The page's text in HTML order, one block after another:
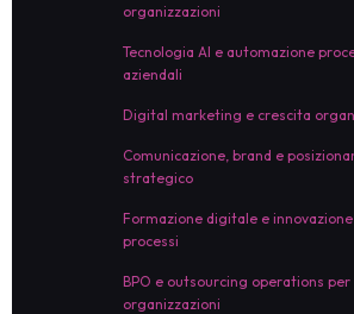
organizzazioni
Tecnologia AI e automazione
aziendali
Digital marketing e crescita
Comunicazione, brand e
strategico
Formazione digitale e
processi
BPO e outsourcing operations per
organizzazioni